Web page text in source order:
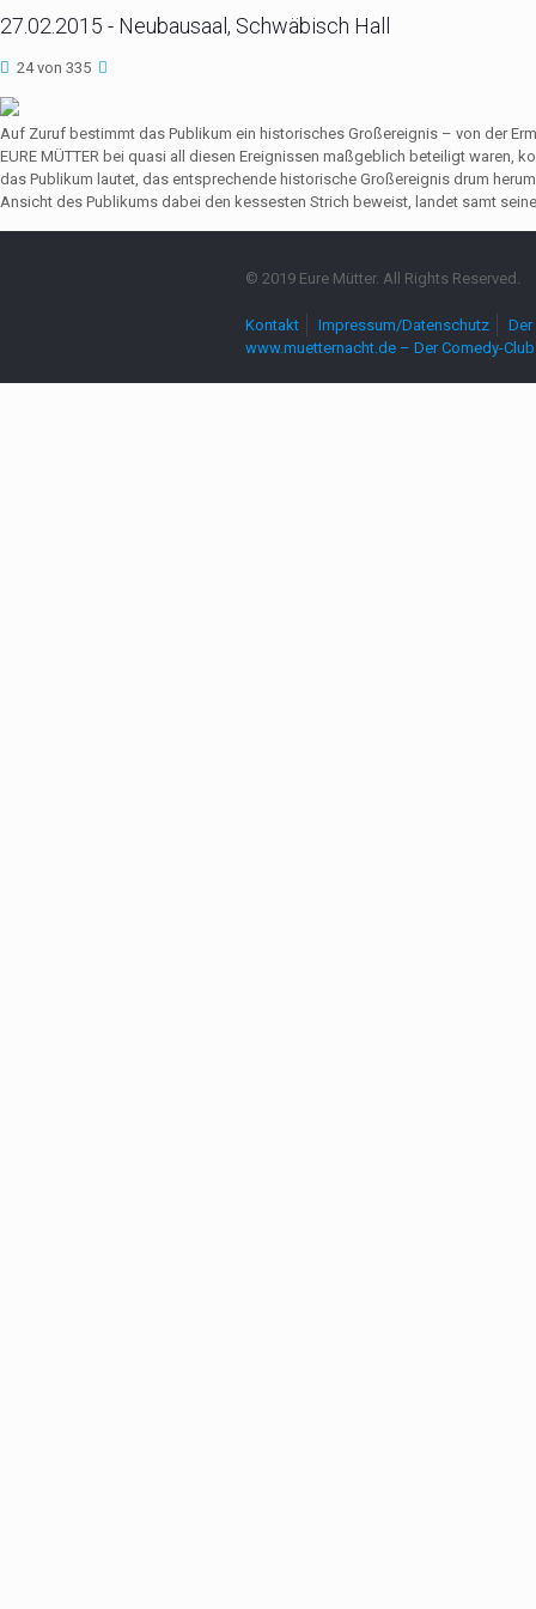
27.02.2015 - Neubausaal, Schwäbisch Hall
24 von 335
Auf Zuruf bestimmt das Publikum ein historisches Großereignis – von der
EURE MÜTTER bei quasi all diesen Ereignissen maßgeblich beteiligt waren,
das Publikum lautet, das entsprechende historische Großereignis drum
Ansicht des Publikums dabei den kessesten Strich beweist, landet samt
© 2019 Eure Mütter. All Rights Reserved.
Kontakt Impressum/Datenschutz
www.muetternacht.de – Der Comedy-Club